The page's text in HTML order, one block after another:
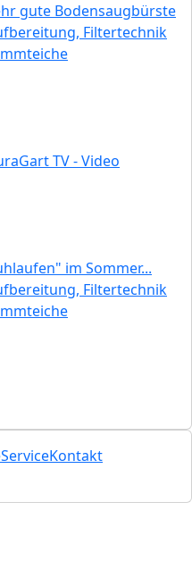
gute Bodensaugbürste
Filtertechnik
TV - Video
im Sommer...
Filtertechnik
ServiceKontakt